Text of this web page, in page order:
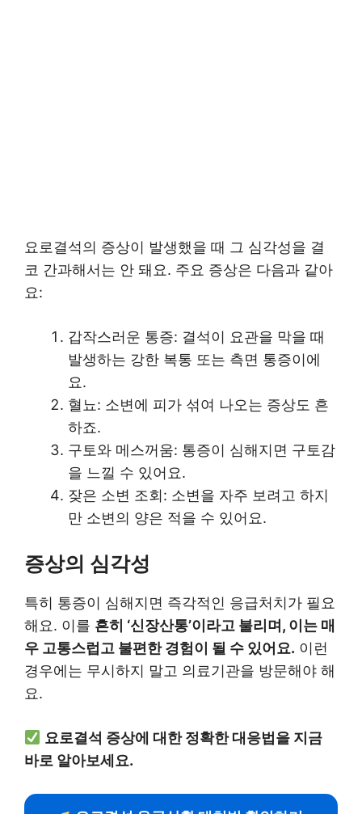
요로결석의 증상이 발생했을 때 그 심각성을 결
코 간과해서는 안 돼요. 주요 증상은 다음과 같아
요:
갑작스러운 통증: 결석이 요관을 막을 때
발생하는 강한 복통 또는 측면 통증이에
요.
혈뇨: 소변에 피가 섞여 나오는 증상도 흔
하죠.
구토와 메스꺼움: 통증이 심해지면 구토감
을 느낄 수 있어요.
잦은 소변 조회: 소변을 자주 보려고 하지
만 소변의 양은 적을 수 있어요.
증상의 심각성
특히 통증이 심해지면 즉각적인 응급처치가 필요
해요. 이를 흔히 ‘신장산통’이라고 불리며, 이는 매
우 고통스럽고 불편한 경험이 될 수 있어요. 이런
경우에는 무시하지 말고 의료기관을 방문해야 해
요.
요로결석 증상에 대한 정확한 대응법을 지금
바로 알아보세요.